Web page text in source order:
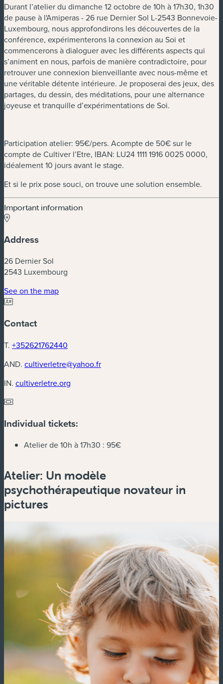
Durant l’atelier du dimanche 12 octobre de 10h à 17h30, 1h30
de pause à l'Amiperas - 26 rue Dernier Sol L-2543 Bonnevoie-
Luxembourg, nous approfondirons les découvertes de la
conférence, expérimenterons la connexion au Soi et
commencerons à dialoguer avec les différents aspects qui
s’animent en nous, parfois de manière contradictoire, pour
retrouver une connexion bienveillante avec nous-même et
une véritable détente intérieure. Je proposerai des jeux, des
partages, du dessin, des méditations, pour une alternance
joyeuse et tranquille d’expérimentations de Soi.
Participation atelier: 95€/pers. Acompte de 50€ sur le
compte de Cultiver l’Etre, IBAN: LU24 1111 1916 0025 0000,
idéalement 10 jours avant le stage.
Et si le prix pose souci, on trouve une solution ensemble.
Important information
Address
26 Dernier Sol
2543 Luxembourg
See on the map(new window)
Contact
T. +352621762440
AND. cultiverletre@yahoo.fr
IN. cultiverletre.org
Individual tickets:
Atelier de 10h à 17h30 : 95€
Atelier: Un modèle
psychothérapeutique novateur in
pictures